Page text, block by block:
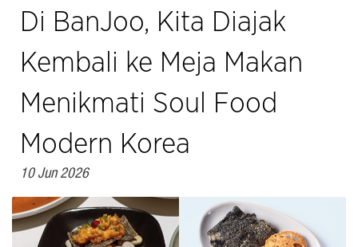
Di BanJoo, Kita Diajak
Kembali ke Meja Makan
Menikmati Soul Food
Modern Korea
10 Jun 2026